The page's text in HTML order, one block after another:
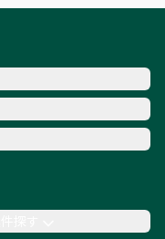
Ruby